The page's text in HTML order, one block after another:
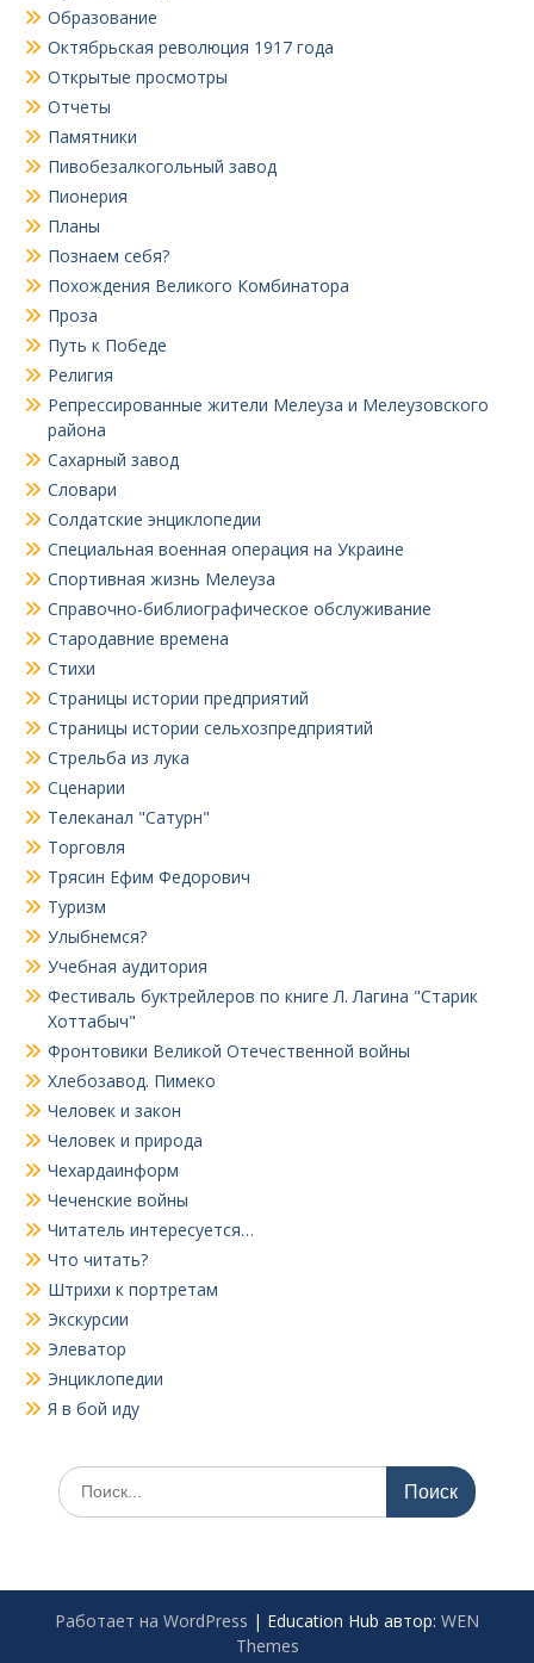
Образование
Октябрьская революция 1917 года
Открытые просмотры
Отчеты
Памятники
Пивобезалкогольный завод
Пионерия
Планы
Познаем себя?
Похождения Великого Комбинатора
Проза
Путь к Победе
Религия
Репрессированные жители Мелеуза и Мелеузовского
района
Сахарный завод
Словари
Солдатские энциклопедии
Специальная военная операция на Украине
Спортивная жизнь Мелеуза
Справочно-библиографическое обслуживание
Стародавние времена
Стихи
Страницы истории предприятий
Страницы истории сельхозпредприятий
Стрельба из лука
Сценарии
Телеканал "Сатурн"
Торговля
Трясин Ефим Федорович
Туризм
Улыбнемся?
Учебная аудитория
Фестиваль буктрейлеров по книге Л. Лагина "Старик
Хоттабыч"
Фронтовики Великой Отечественной войны
Хлебозавод. Пимеко
Человек и закон
Человек и природа
Чехардаинформ
Чеченские войны
Читатель интересуется…
Что читать?
Штрихи к портретам
Экскурсии
Элеватор
Энциклопедии
Я в бой иду
Поиск
по:
Работает на WordPress | Education Hub автор: WEN
Themes